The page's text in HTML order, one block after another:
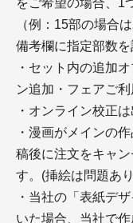
をご希望の場合、1
（例：15部の場合
備考欄に指定部数を
・セット内の追加
ン追加・フェアご利
・オンライン校正は
・漫画がメインの
稿後に注文をキャ
す。(挿絵は問題あ
・当社の「表紙デ
いた場合、当社で